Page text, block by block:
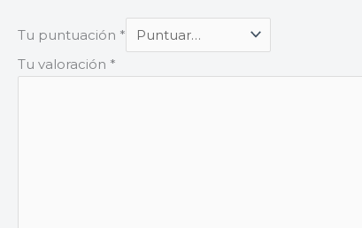
Tu puntuación *
Tu valoración *